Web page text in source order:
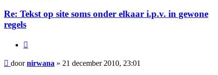
Re: Tekst op site soms onder elkaar i.p.v. in gewone
regels
Bericht
doornirwana » 21 december 2010, 23:01